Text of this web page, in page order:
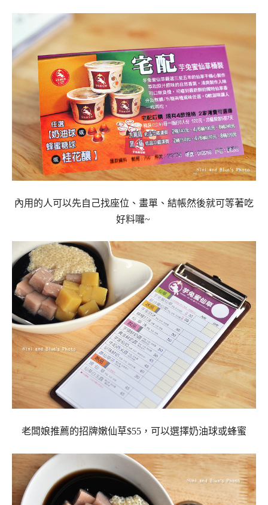
內用的人可以先自己找座位、畫單、結帳然後就可等著吃
好料囉~
老闆娘推薦的招牌嫩仙草$55，可以選擇奶油球或蜂蜜